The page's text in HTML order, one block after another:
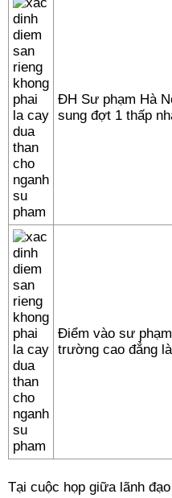
ĐH Sư phạm Hà
sung đợt 1 thấp
Điểm vào sư
trường cao đẳng
Tại cuộc họp giữa lãnh